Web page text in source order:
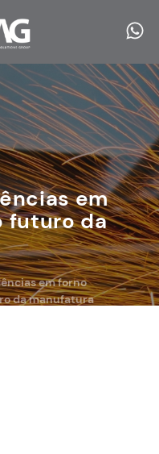
em
futuro da
em forno
da manufatura